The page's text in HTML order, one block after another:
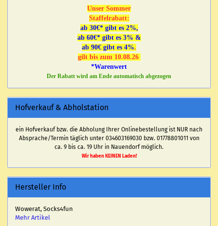
Unser Sommer
Staffelrabatt:
ab 30€* gibt es 2%,
ab 60€* gibt es 3% &
ab 90€ gibt es 4%.
gilt bis zum 10.08.26
*Warenwert
Der Rabatt wird am Ende automatisch abgezogen
Hofverkauf & Abholstation
ein Hofverkauf bzw. die Abholung Ihrer Onlinebestellung ist NUR nach
Absprache/Termin täglich unter 034603169030 bzw. 01778801011 von
ca. 9 bis ca. 19 Uhr in Nauendorf möglich.
Wir haben KEINEN Laden!
Hersteller Info
Wowerat, Socks4fun
Mehr Artikel